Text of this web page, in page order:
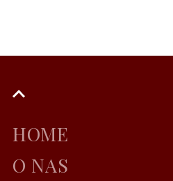
HOME
O NAS